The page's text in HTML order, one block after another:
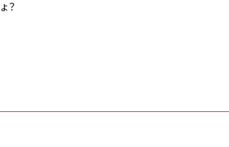
？